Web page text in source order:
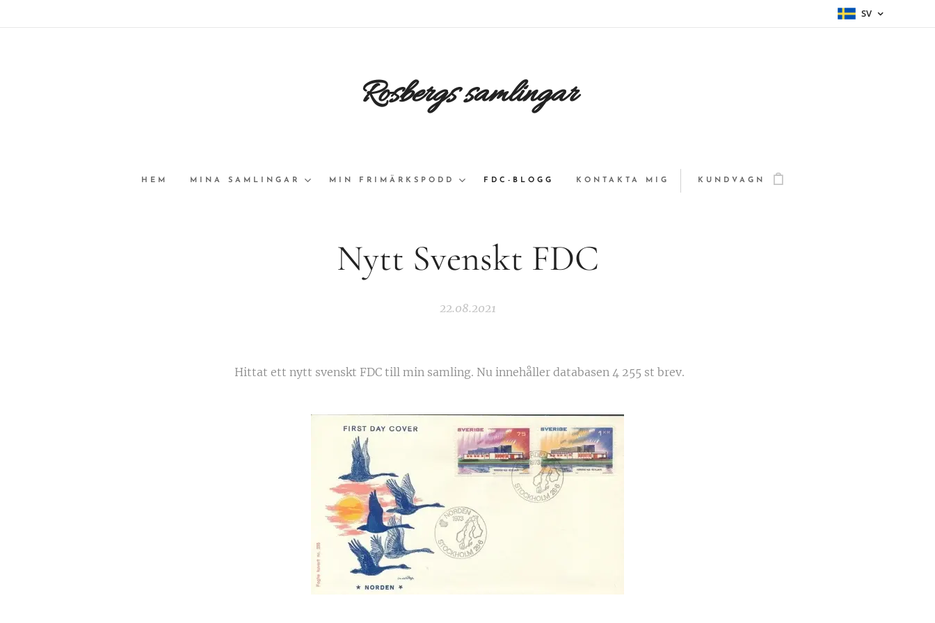
SV
Rosbergs samlingar
HEM MINA SAMLINGAR MIN FRIMÄRKSPODD FDC-BLOGG KONTAKTA MIG KUNDVAGN
Nytt Svenskt FDC
22.08.2021
Hittat ett nytt svenskt FDC till min samling. Nu innehåller databasen 4 255 st brev.